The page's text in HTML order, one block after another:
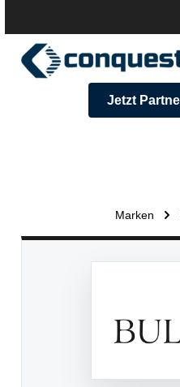
Jetzt
Marken